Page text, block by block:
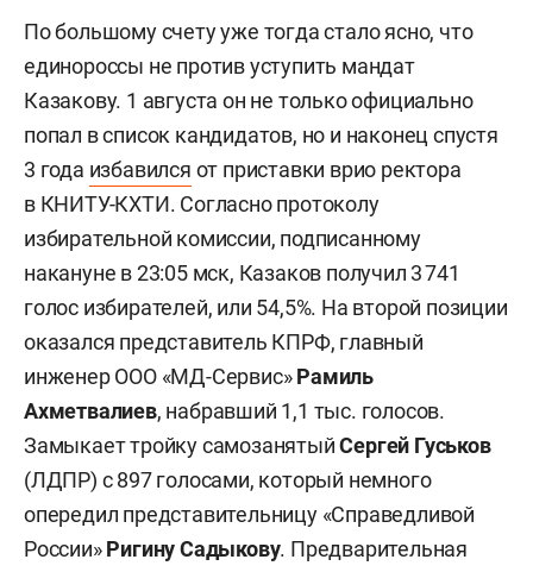
По большому счету уже тогда стало ясно, что
единороссы не против уступить мандат
Казакову. 1 августа он не только официально
попал в список кандидатов, но и наконец спустя
3 года избавился от приставки врио ректора
в КНИТУ-КХТИ. Согласно протоколу
избирательной комиссии, подписанному
накануне в 23:05 мск, Казаков получил 3 741
голос избирателей, или 54,5%. На второй позиции
оказался представитель КПРФ, главный
инженер ООО «МД-Сервис»Рамиль
Ахметвалиев, набравший 1,1 тыс. голосов.
Замыкает тройку самозанятыйСергей Гуськов
(ЛДПР) с 897 голосами, который немного
опередил представительницу «Справедливой
России»Ригину Садыкову. Предварительная